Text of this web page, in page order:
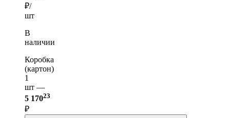
₽/
шт
В
наличии
Коробка
(картон)
1
шт —
5 17023
₽